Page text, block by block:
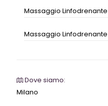
Massaggio
Massaggio
Dove siamo:
Milano